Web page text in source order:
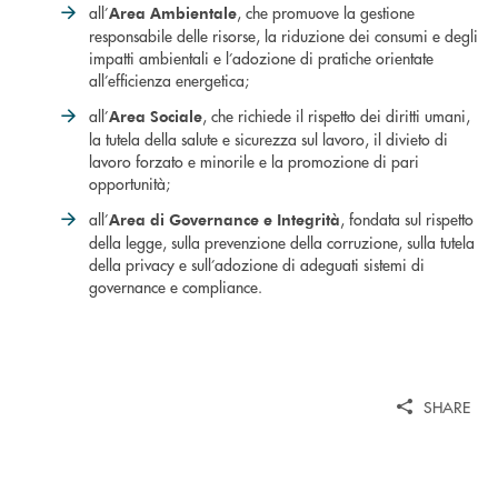
all’Area Ambientale, che promuove la gestione
responsabile delle risorse, la riduzione dei consumi e degli
impatti ambientali e l’adozione di pratiche orientate
all’efficienza energetica;
all’Area Sociale, che richiede il rispetto dei diritti umani,
la tutela della salute e sicurezza sul lavoro, il divieto di
lavoro forzato e minorile e la promozione di pari
opportunità;
all’Area di Governance e Integrità, fondata sul rispetto
della legge, sulla prevenzione della corruzione, sulla tutela
della privacy e sull’adozione di adeguati sistemi di
governance e compliance.
SHARE